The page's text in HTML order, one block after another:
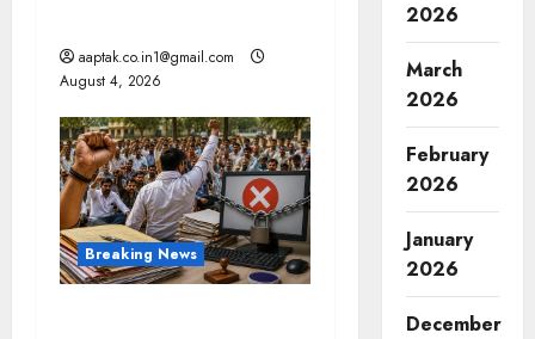
aaptak.co.in1@gmail.com
August 4, 2026
Breaking News
2026
March
2026
February
2026
January
2026
December